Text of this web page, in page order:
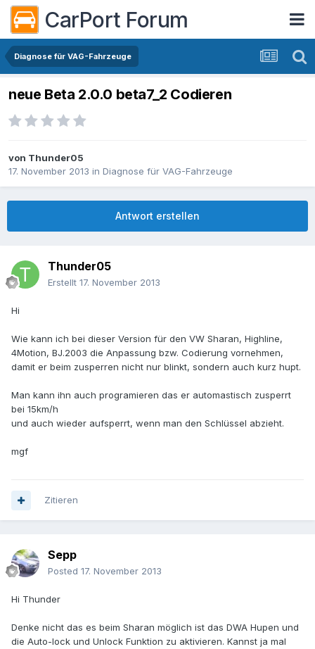
CarPort Forum
Diagnose für VAG-Fahrzeuge
neue Beta 2.0.0 beta7_2 Codieren
von Thunder05
17. November 2013 in Diagnose für VAG-Fahrzeuge
Antwort erstellen
Thunder05
Erstellt 17. November 2013
Hi
Wie kann ich bei dieser Version für den VW Sharan, Highline,
4Motion, BJ.2003 die Anpassung bzw. Codierung vornehmen,
damit er beim zusperren nicht nur blinkt, sondern auch kurz hupt.
Man kann ihn auch programieren das er automastisch zusperrt
bei 15km/h
und auch wieder aufsperrt, wenn man den Schlüssel abzieht.
mgf
Zitieren
Sepp
Posted 17. November 2013
Hi Thunder
Denke nicht das es beim Sharan möglich ist das DWA Hupen und
die Auto-lock und Unlock Funktion zu aktivieren. Kannst ja mal